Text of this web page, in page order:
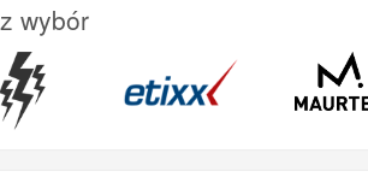
wybór